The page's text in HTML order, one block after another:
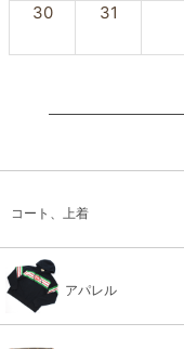
30 31
コート、上着
アパレル